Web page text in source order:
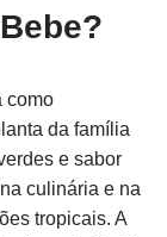
como
da família
e sabor
culinária e na
tropicais. A